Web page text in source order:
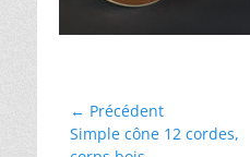
Navigation
de
← Précédent
Article
Simple cône 12 cordes,